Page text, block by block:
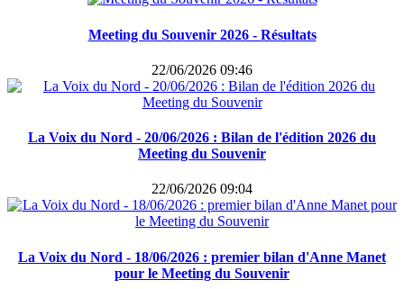
Meeting du Souvenir 2026 - Résultats
22/06/2026 09:46
La Voix du Nord - 20/06/2026 : Bilan de l'édition 2026 du
Meeting du Souvenir
22/06/2026 09:04
La Voix du Nord - 18/06/2026 : premier bilan d'Anne Manet
pour le Meeting du Souvenir